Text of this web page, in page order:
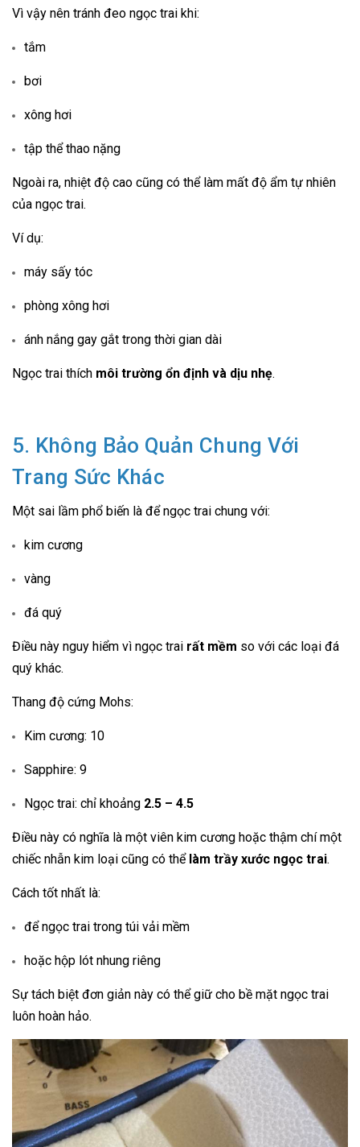
Vì vậy nên tránh đeo ngọc trai khi:
tắm
bơi
xông hơi
tập thể thao nặng
Ngoài ra, nhiệt độ cao cũng có thể làm mất độ ẩm tự nhiên
của ngọc trai.
Ví dụ:
máy sấy tóc
phòng xông hơi
ánh nắng gay gắt trong thời gian dài
Ngọc trai thích môi trường ổn định và dịu nhẹ.
5. Không Bảo Quản Chung Với
Trang Sức Khác
Một sai lầm phổ biến là để ngọc trai chung với:
kim cương
vàng
đá quý
Điều này nguy hiểm vì ngọc trai rất mềm so với các loại đá
quý khác.
Thang độ cứng Mohs:
Kim cương: 10
Sapphire: 9
Ngọc trai: chỉ khoảng 2.5 – 4.5
Điều này có nghĩa là một viên kim cương hoặc thậm chí một
chiếc nhẫn kim loại cũng có thể làm trầy xước ngọc trai.
Cách tốt nhất là:
để ngọc trai trong túi vải mềm
hoặc hộp lót nhung riêng
Sự tách biệt đơn giản này có thể giữ cho bề mặt ngọc trai
luôn hoàn hảo.